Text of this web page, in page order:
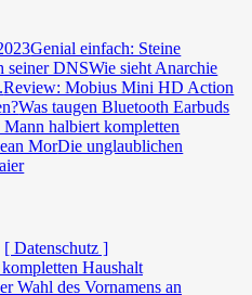
Genial einfach: Steine
seiner DNSWie sieht Anarchie
Review: Mobius Mini HD Action
Was taugen Bluetooth Earbuds
halbiert kompletten
MorDie unglaublichen
[ Datenschutz ]
Haushalt
Wahl des Vornamens an